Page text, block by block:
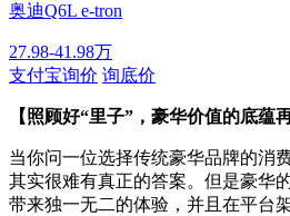
奥迪Q6L e-tron
27.98-41.98万
支付宝询价 询底价
【照顾好“里子”，豪华价值的底蕴
当你问一位选择传统豪华品牌的消
其实很难有真正的答案。但是豪华
带来独一无二的体验，并且在平台